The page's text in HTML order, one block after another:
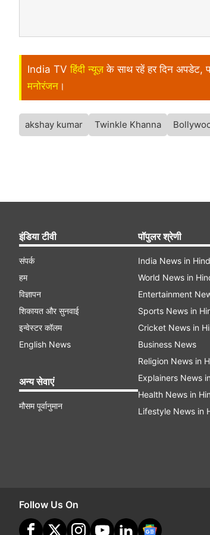
India TV हिंदी न्यूज़ के साथ रहें हर दिन अपडेट,
मनोरंजन ।
akshay kumar Twinkle Khanna
इंडिया टीवी
संपर्क
हम
विज्ञापन
शिकायत और सुनवाई
इन्वेस्टर कॉलम
English News
अन्य सेवाएं
मौसम पूर्वानुमान
पॉपुलर श्रेणी
India News in
World News in
Entertainment
Sports News in
Cricket News in
Business News
Religion News in
Explainers News
Health News in
Lifestyle News in
Follow Us On